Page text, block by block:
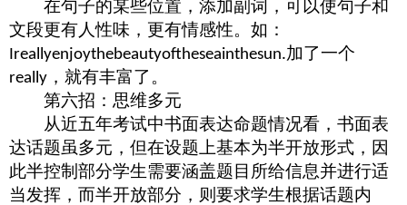
在句子的某些位置，添加副词，可以使句子和
文段更有人性味，更有情感性。如：
Ireallyenjoythebeautyoftheseainthesun.加了一个
really ，就有丰富了。
第六招：思维多元
从近五年考试中书面表达命题情况看，书面表
达话题虽多元，但在设题上基本为半开放形式，因
此半控制部分学生需要涵盖题目所给信息并进行适
当发挥，而半开放部分，则要求学生根据话题内